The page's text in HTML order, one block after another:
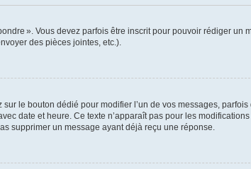
». Vous devez parfois être inscrit pour pouvoir rédiger un
des pièces jointes, etc.).
le bouton dédié pour modifier l’un de vos messages,
date et heure. Ce texte n’apparaît pas pour les
supprimer un message ayant déjà reçu une réponse.